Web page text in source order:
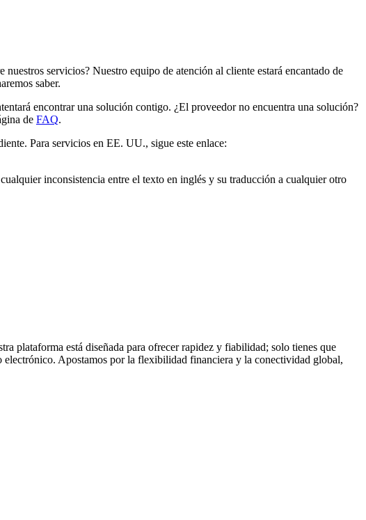
servicios? Nuestro equipo de atención al cliente estará encantado de
saber.
encontrar una solución contigo. ¿El proveedor no encuentra una solución?
de FAQ.
Para servicios en EE. UU., sigue este enlace:
inconsistencia entre el texto en inglés y su traducción a cualquier otro
plataforma está diseñada para ofrecer rapidez y fiabilidad; solo tienes que
Apostamos por la flexibilidad financiera y la conectividad global,